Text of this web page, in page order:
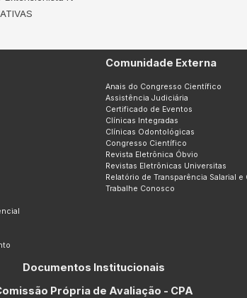
Comunidade Externa
Anais do Congresso Científico
Assistência Judiciária
Certificado de Eventos
Clínicas Integradas
Clínicas Odontológicas
Congresso Científico
Revista Eletrônica Óbvio
Revistas Eletrônicas Universitas
Relatório de Transparência Salarial
Trabalhe Conosco
Documentos Institucionais
Própria de Avaliação - CPA